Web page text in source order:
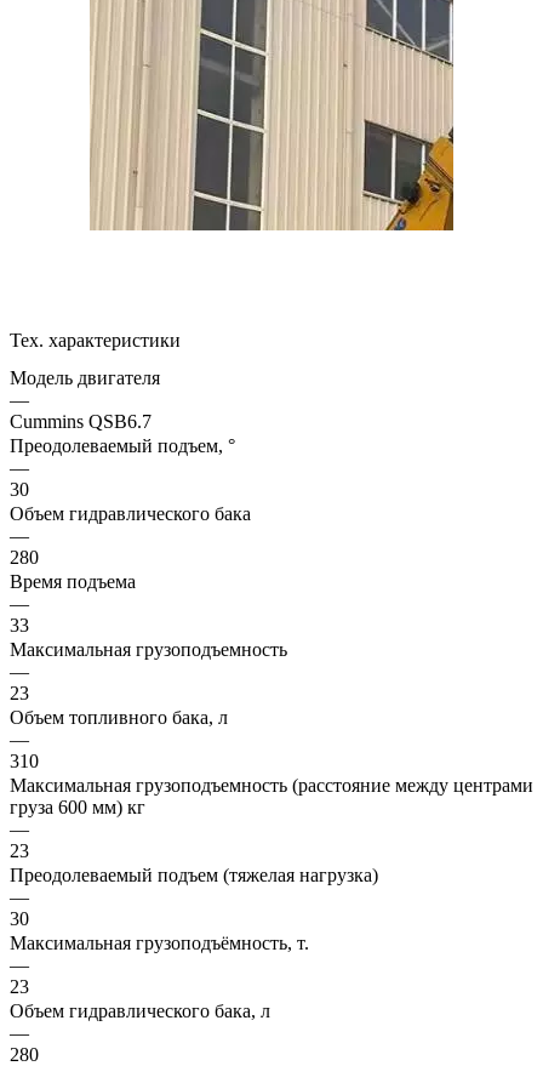
Тех. характеристики
Модель двигателя
—
Cummins QSB6.7
Преодолеваемый подъем, °
—
30
Объем гидравлического бака
—
280
Время подъема
—
33
Максимальная грузоподъемность
—
23
Объем топливного бака, л
—
310
Максимальная грузоподъемность (расстояние между центрами
груза 600 мм) кг
—
23
Преодолеваемый подъем (тяжелая нагрузка)
—
30
Максимальная грузоподъёмность, т.
—
23
Объем гидравлического бака, л
—
280